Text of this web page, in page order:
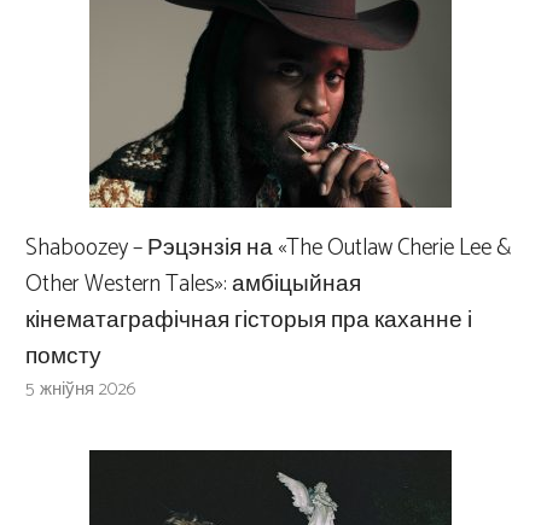
Shaboozey – Рэцэнзія на «The Outlaw Cherie Lee &
Other Western Tales»: амбіцыйная
кінематаграфічная гісторыя пра каханне і
помсту
5 жніўня 2026